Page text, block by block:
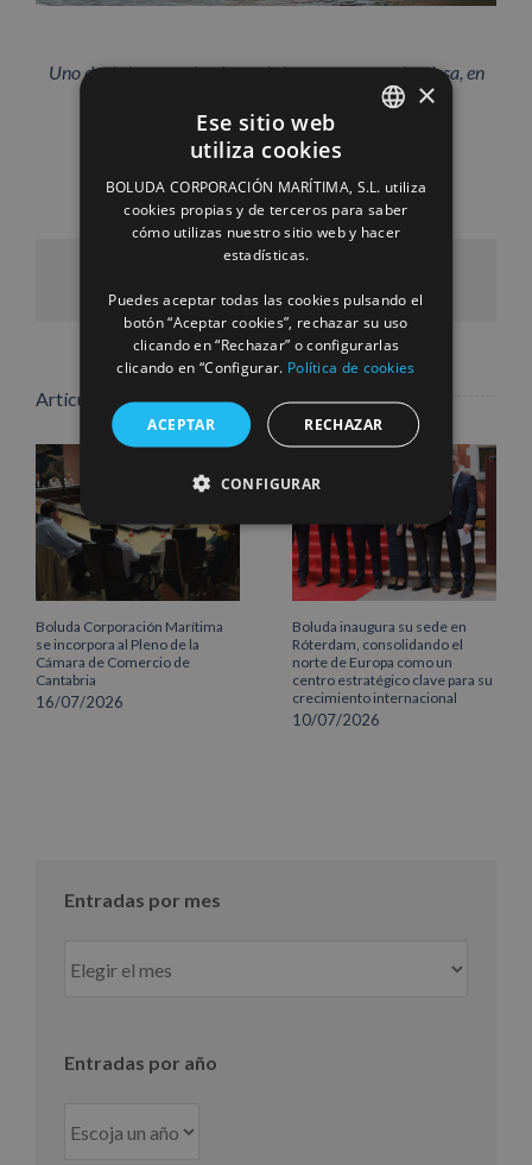
Uno de de los remolcadores de la empresa neerlandesa, en
una maniobra a un buque portacontenedores.
electrónico
Artículos relacionados
Boluda Corporación Marítima
se incorpora al Pleno de la
Cámara de Comercio de
Cantabria
16/07/2026
Boluda inaugura su sede en
Róterdam, consolidando el
norte de Europa como un
centro estratégico clave para su
crecimiento internacional
10/07/2026
Entradas por mes
por
Entradas por año
ENGLISH
FRENCH
×
Ese sitio web
utiliza cookies
BOLUDA CORPORACIÓN MARÍTIMA, S.L. utiliza
cookies propias y de terceros para saber
cómo utilizas nuestro sitio web y hacer
estadísticas.
Puedes aceptar todas las cookies pulsando el
botón “Aceptar cookies”, rechazar su uso
clicando en “Rechazar” o configurarlas
clicando en “Configurar. Política de cookies
ACEPTAR RECHAZAR
CONFIGURAR